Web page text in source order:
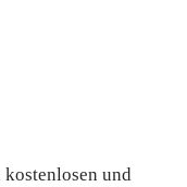
und